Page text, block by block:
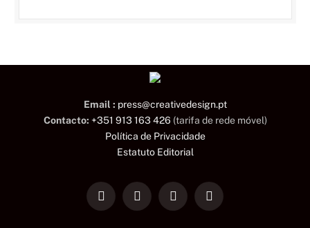
Email : press@creativedesign.pt
Contacto: +351 913 163 426 (tarifa de rede móvel)
Política de Privacidade
Estatuto Editorial
LinkedInFacebookInstagramTikTok